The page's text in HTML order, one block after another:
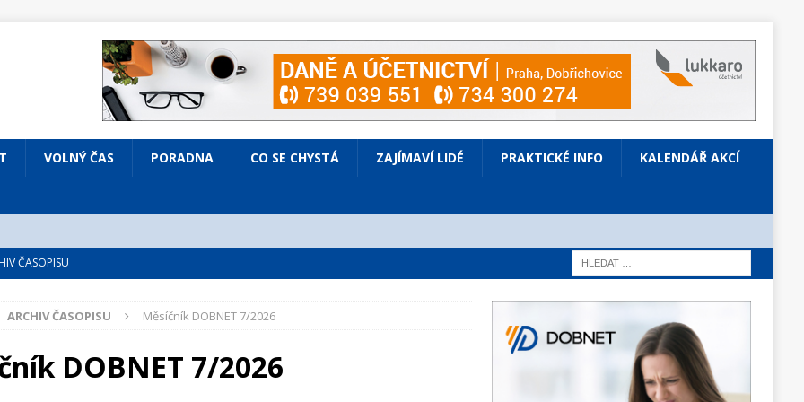
VOLNÝ ČAS PORADNA CO SE CHYSTÁ ZAJÍMAVÍ LIDÉ PRAKTICKÉ INFO KALENDÁŘ AKCÍ
ČASOPISU
VOLNÝ ČAS
Prodaná nevěsta
KULTURA
ARCHIV ČASOPISU Měsíčník DOBNET 7/2026
DOBNET 7/2026